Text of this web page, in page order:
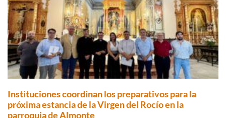
Instituciones coordinan los preparativos para la
próxima estancia de la Virgen del Rocío en la
parroquia de Almonte